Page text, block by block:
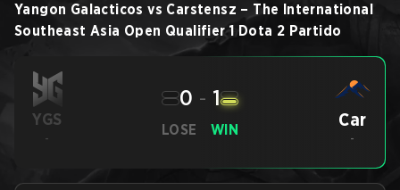
Yangon Galacticos vs Carstensz – The International
Southeast Asia Open Qualifier 1 Dota 2 Partido
YGS
-
LOSE
0 - 1
WIN Car
-